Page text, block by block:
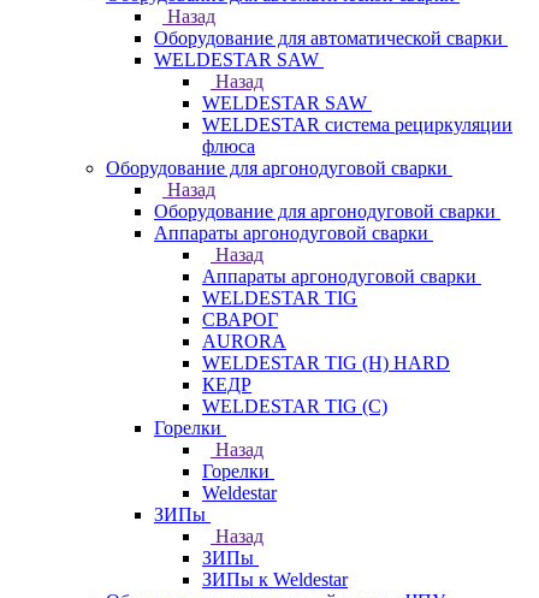
Назад
Оборудование для автоматической сварки
WELDESTAR SAW
Назад
WELDESTAR SAW
WELDESTAR система рециркуляции
флюса
Оборудование для аргонодуговой сварки
Назад
Оборудование для аргонодуговой сварки
Аппараты аргонодуговой сварки
Назад
Аппараты аргонодуговой сварки
WELDESTAR TIG
СВАРОГ
AURORA
WELDESTAR TIG (H) HARD
КЕДР
WELDESTAR TIG (С)
Горелки
Назад
Горелки
Weldestar
ЗИПы
Назад
ЗИПы
ЗИПы к Weldestar